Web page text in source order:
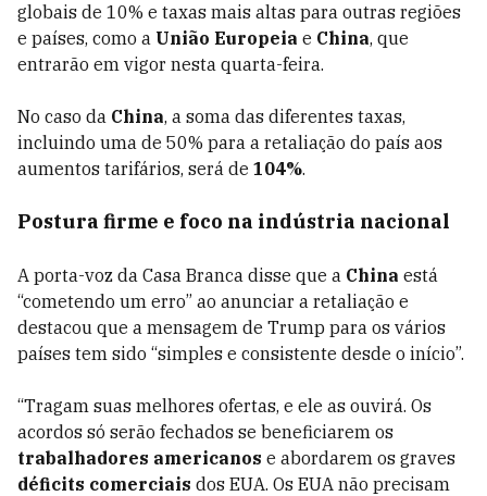
globais de 10% e taxas mais altas para outras regiões
e países, como a União Europeia e China, que
entrarão em vigor nesta quarta-feira.
No caso da China, a soma das diferentes taxas,
incluindo uma de 50% para a retaliação do país aos
aumentos tarifários, será de 104%.
Postura firme e foco na indústria nacional
A porta-voz da Casa Branca disse que a China está
“cometendo um erro” ao anunciar a retaliação e
destacou que a mensagem de Trump para os vários
países tem sido “simples e consistente desde o início”.
“Tragam suas melhores ofertas, e ele as ouvirá. Os
acordos só serão fechados se beneficiarem os
trabalhadores americanos e abordarem os graves
déficits comerciais dos EUA. Os EUA não precisam